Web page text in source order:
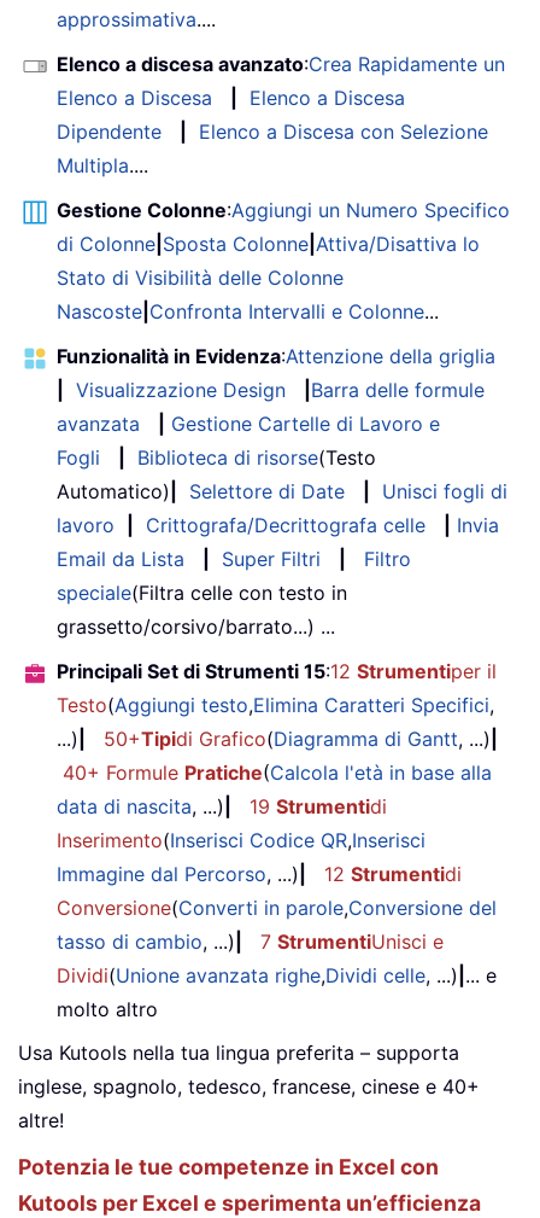
approssimativa....
Elenco a discesa avanzato:Crea Rapidamente un
Elenco a Discesa
Elenco a Discesa
Dipendente
Elenco a Discesa con Selezione
Multipla....
Gestione Colonne:Aggiungi un Numero Specifico
di Colonne Sposta Colonne Attiva/Disattiva lo
Stato di Visibilità delle Colonne
Nascoste Confronta Intervalli e Colonne...
Funzionalità in Evidenza:Attenzione della griglia
Visualizzazione Design
Barra delle formule
avanzata
Gestione Cartelle di Lavoro e
Fogli
Biblioteca di risorse(Testo
Automatico)
Selettore di Date
Unisci fogli di
lavoro
Crittografa/Decrittografa celle
Invia
Email da Lista
Super Filtri
Filtro
speciale(Filtra celle con testo in
grassetto/corsivo/barrato...) ...
Principali Set di Strumenti 15:12 Strumentiper il
Testo(Aggiungi testo,Elimina Caratteri Specifici,
...)
50+Tipidi Grafico(Diagramma di Gantt, ...)
40+ Formule Pratiche(Calcola l'età in base alla
data di nascita, ...) 19 Strumentidi
Inserimento(Inserisci Codice QR,Inserisci
Immagine dal Percorso, ...) 12 Strumentidi
Conversione(Converti in parole,Conversione del
tasso di cambio, ...) 7 StrumentiUnisci e
Dividi(Unione avanzata righe,Dividi celle, ...) ... e
molto altro
Usa Kutools nella tua lingua preferita – supporta
inglese, spagnolo, tedesco, francese, cinese e 40+
altre!
Potenzia le tue competenze in Excel con
Kutools per Excel e sperimenta un’efficienza